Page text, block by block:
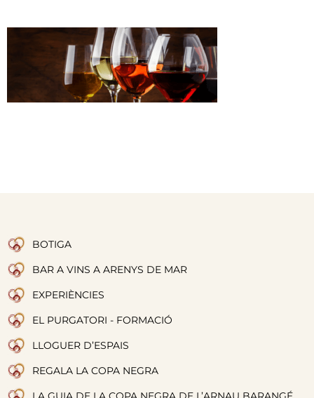
BOTIGA
BAR A VINS A ARENYS DE MAR
EXPERIÈNCIES
EL PURGATORI - FORMACIÓ
LLOGUER D’ESPAIS
REGALA LA COPA NEGRA